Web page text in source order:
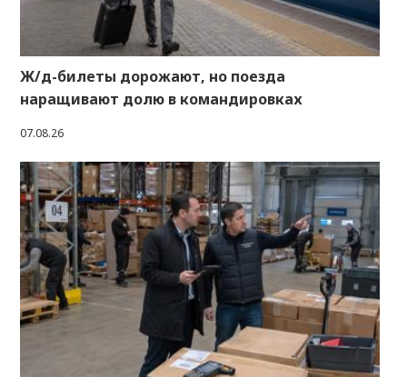
Ж/д-билеты дорожают, но поезда
наращивают долю в командировках
07.08.26